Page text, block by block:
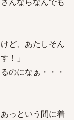
ど、あたしそん
！」
のになぁ・・・
っという間に着